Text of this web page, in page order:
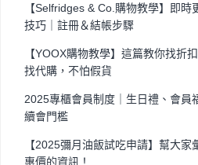
【Selfridges & Co.購物教學】即
技巧｜註冊＆結帳步驟
【YOOX購物教學】這篇教你找折
找代購，不怕假貨
2025專櫃會員制度｜生日禮、會員
續會門檻
【2025彌月油飯試吃申請】幫大
惠價的資訊！